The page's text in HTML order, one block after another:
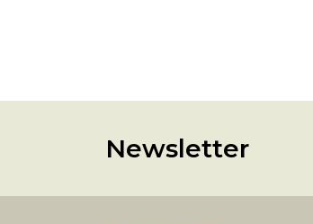
Newsletter